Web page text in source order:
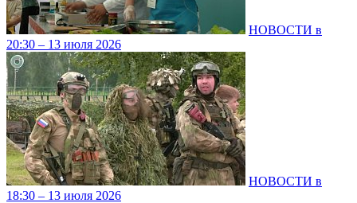
НОВОСТИ в
20:30 – 13 июля 2026
НОВОСТИ в
18:30 – 13 июля 2026